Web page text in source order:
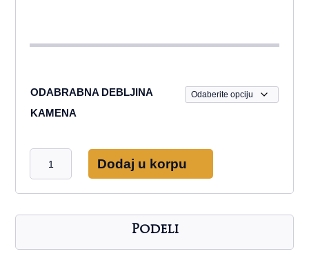
ODABRABNA DEBLJINA
KAMENA
kamen
Dodaj u korpu
Podeli